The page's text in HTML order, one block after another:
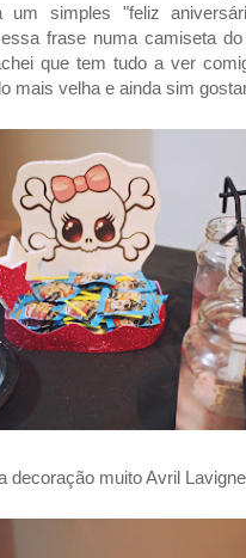
um simples "feliz
frase numa camiseta
que tem tudo a ver
mais velha e ainda sim
decoração muito Avril